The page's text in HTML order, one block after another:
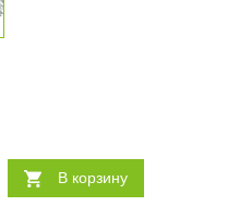
В корзину